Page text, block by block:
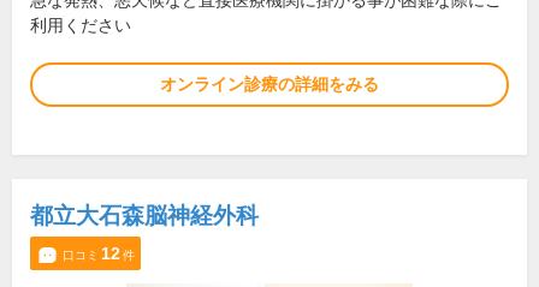
利用ください
オンライン診療の詳細をみる
都立大石森脳神経外科
口コミ 12件